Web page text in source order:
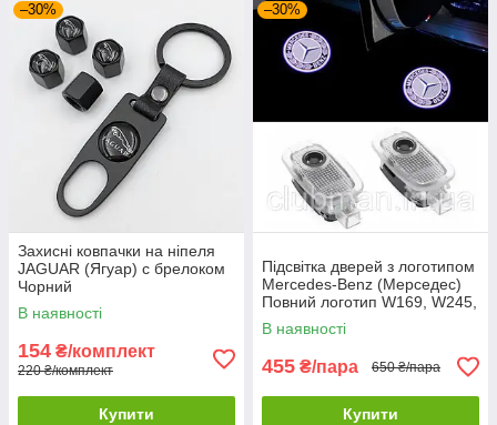
–30%
Захисні ковпачки на ніпеля
JAGUAR (Ягуар) c брелоком
Чорний
В наявності
154 ₴/комплект
220 ₴/комплект
Купити
–30%
Підсвітка дверей з логотипом
Mercedes-Benz (Мерседес)
Повний логотип W169, W245,
W204, C216, C208, C207,
W221, C197
В наявності
455 ₴/пара 650 ₴/пара
Купити